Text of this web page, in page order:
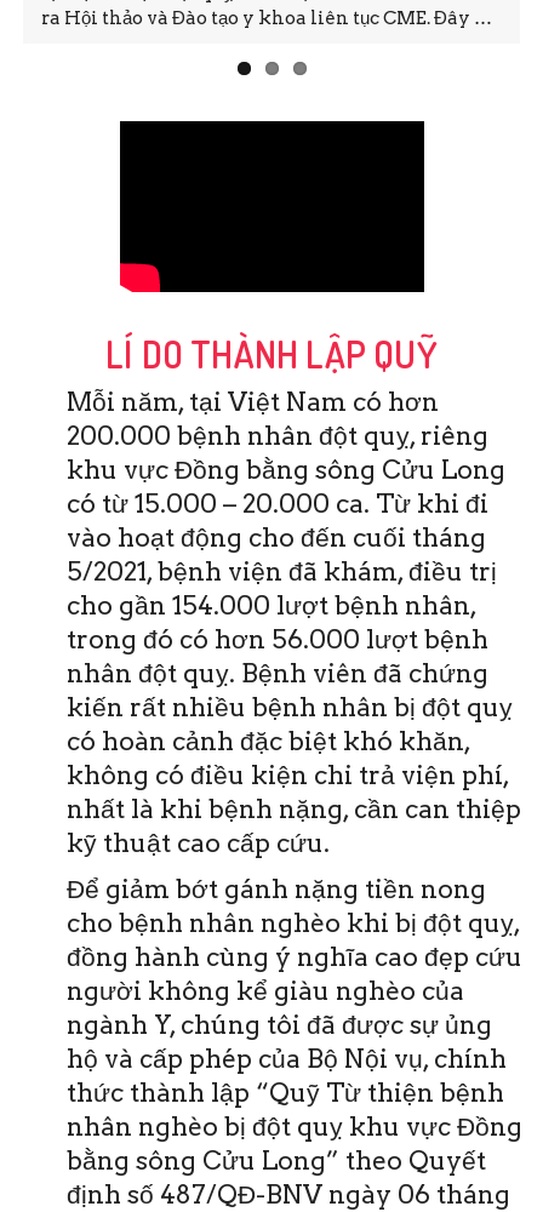
ra Hội thảo và Đào tạo y khoa liên tục CME. Đây …
LÍ DO THÀNH LẬP QUỸ
Mỗi năm, tại Việt Nam có hơn
200.000 bệnh nhân đột quỵ, riêng
khu vực Đồng bằng sông Cửu Long
có từ 15.000 – 20.000 ca. Từ khi đi
vào hoạt động cho đến cuối tháng
5/2021, bệnh viện đã khám, điều trị
cho gần 154.000 lượt bệnh nhân,
trong đó có hơn 56.000 lượt bệnh
nhân đột quỵ. Bệnh viên đã chứng
kiến rất nhiều bệnh nhân bị đột quỵ
có hoàn cảnh đặc biệt khó khăn,
không có điều kiện chi trả viện phí,
nhất là khi bệnh nặng, cần can thiệp
kỹ thuật cao cấp cứu.
Để giảm bớt gánh nặng tiền nong
cho bệnh nhân nghèo khi bị đột quỵ,
đồng hành cùng ý nghĩa cao đẹp cứu
người không kể giàu nghèo của
ngành Y, chúng tôi đã được sự ủng
hộ và cấp phép của Bộ Nội vụ, chính
thức thành lập “Quỹ Từ thiện bệnh
nhân nghèo bị đột quỵ khu vực Đồng
bằng sông Cửu Long” theo Quyết
định số 487/QĐ-BNV ngày 06 tháng